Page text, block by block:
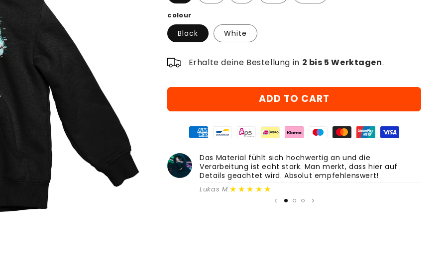
colour
Black White
Erhalte deine Bestellung in 2 bis 5 Werktagen.
ADD TO CART
Das Material fühlt sich hochwertig an und die
Verarbeitung ist echt stark. Man merkt, dass hier auf
Details geachtet wird. Absolut empfehlenswert!
Lukas M.★★★★★